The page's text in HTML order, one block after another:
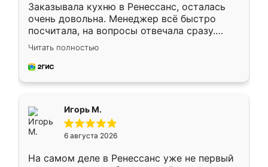
Заказывала кухню в Ренессанс, осталась
очень довольна. Менеджер всё быстро
посчитала, на вопросы отвечала сразу.
Замерщик приехал в субботу, подошёл к
делу со всей ответственностью. Собрали
за день, ребята работали аккуратно, даже
Читать полностью
Игорь М.
6 августа 2026
На самом деле в Ренессанс уже не первый